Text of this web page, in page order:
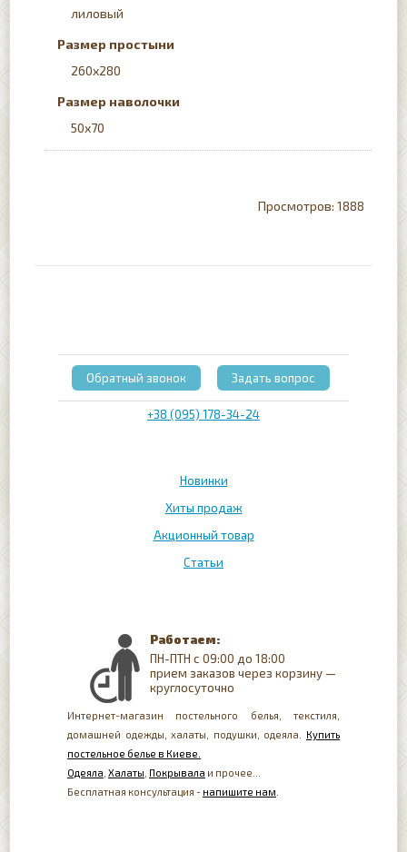
лиловый
Размер простыни
260x280
Размер наволочки
50х70
1888
Новинки
Хиты продаж
Акционный товар
Статьи
+38 (095) 178-34-24
Обратный звонок Задать вопрос
Работаем:
ПН-ПТН с 09:00 до 18:00
прием заказов через корзину —
круглосуточно
Интернет-магазин постельного белья, текстиля,
домашней одежды, халаты, подушки, одеяла. Купить
постельное белье в Киеве.
Одеяла Халаты Покрывала и прочее...
Бесплатная консультация - напишите нам